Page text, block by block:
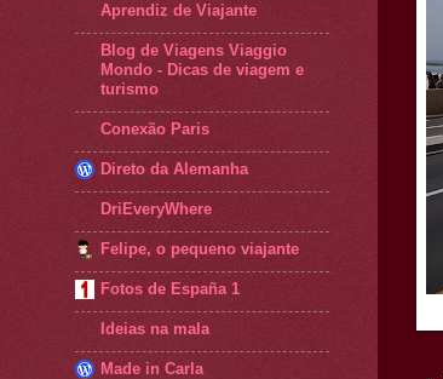
Aprendiz de Viajante
Blog de Viagens Viaggio
Mondo - Dicas de viagem e
turismo
Conexão Paris
Direto da Alemanha
DriEveryWhere
Felipe, o pequeno viajante
Fotos de España 1
Ideias na mala
Made in Carla